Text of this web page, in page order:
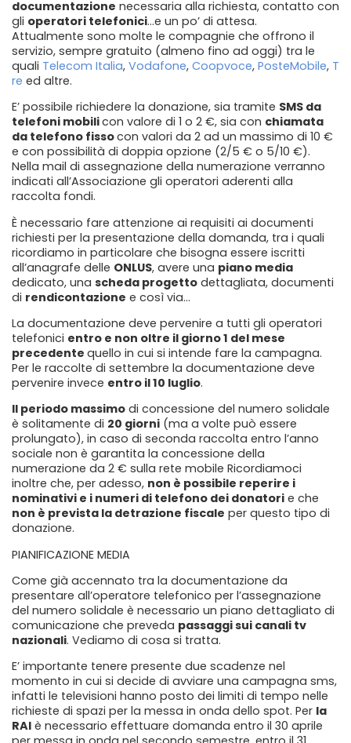
documentazione necessaria alla richiesta, contatto con
gli operatori telefonici…e un po’ di attesa.
Attualmente sono molte le compagnie che offrono il
servizio, sempre gratuito (almeno fino ad oggi) tra le
quali Telecom Italia, Vodafone, Coopvoce, PosteMobile, T
re ed altre.
E’ possibile richiedere la donazione, sia tramite SMS da
telefoni mobilicon valore di 1 o 2 €, sia con chiamata
da telefono fissocon valori da 2 ad un massimo di 10 €
e con possibilità di doppia opzione (2/5 € o 5/10 €).
Nella mail di assegnazione della numerazione verranno
indicati all’Associazione gli operatori aderenti alla
raccolta fondi.
È necessario fare attenzione ai requisiti ai documenti
richiesti per la presentazione della domanda, tra i quali
ricordiamo in particolare che bisogna essere iscritti
all’anagrafe delle ONLUS, avere una piano media
dedicato, una scheda progetto dettagliata, documenti
di rendicontazione e così via…
La documentazione deve pervenire a tutti gli operatori
telefonici entro e non oltre il giorno 1 del mese
precedente quello in cui si intende fare la campagna.
Per le raccolte di settembre la documentazione deve
pervenire invece entro il 10 luglio.
Il periodo massimo di concessione del numero solidale
è solitamente di 20 giorni (ma a volte può essere
prolungato), in caso di seconda raccolta entro l’anno
sociale non è garantita la concessione della
numerazione da 2 € sulla rete mobile Ricordiamoci
inoltre che, per adesso, non è possibile reperire i
nominativi e i numeri di telefono dei donatori e che
non è prevista la detrazione fiscale per questo tipo di
donazione.
PIANIFICAZIONE MEDIA
Come già accennato tra la documentazione da
presentare all’operatore telefonico per l’assegnazione
del numero solidale è necessario un piano dettagliato di
comunicazione che preveda passaggi sui canali tv
nazionali. Vediamo di cosa si tratta.
E’ importante tenere presente due scadenze nel
momento in cui si decide di avviare una campagna sms,
infatti le televisioni hanno posto dei limiti di tempo nelle
richieste di spazi per la messa in onda dello spot. Per la
RAI è necessario effettuare domanda entro il 30 aprile